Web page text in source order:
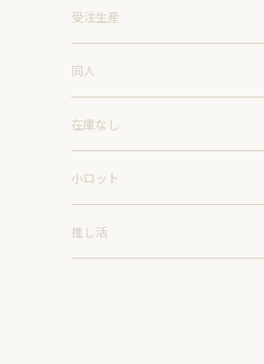
受注生産
同人
在庫なし
小ロット
推し活